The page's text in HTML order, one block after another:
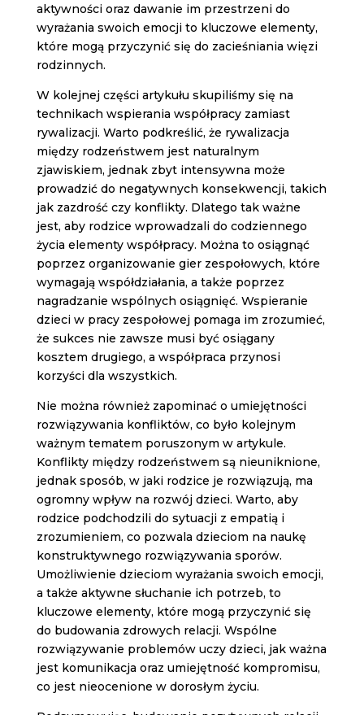
aktywności oraz dawanie im przestrzeni do
wyrażania swoich emocji to kluczowe elementy,
które mogą przyczynić się do zacieśniania więzi
rodzinnych.
W kolejnej części artykułu skupiliśmy się na
technikach wspierania współpracy zamiast
rywalizacji. Warto podkreślić, że rywalizacja
między rodzeństwem jest naturalnym
zjawiskiem, jednak zbyt intensywna może
prowadzić do negatywnych konsekwencji, takich
jak zazdrość czy konflikty. Dlatego tak ważne
jest, aby rodzice wprowadzali do codziennego
życia elementy współpracy. Można to osiągnąć
poprzez organizowanie gier zespołowych, które
wymagają współdziałania, a także poprzez
nagradzanie wspólnych osiągnięć. Wspieranie
dzieci w pracy zespołowej pomaga im zrozumieć,
że sukces nie zawsze musi być osiągany
kosztem drugiego, a współpraca przynosi
korzyści dla wszystkich.
Nie można również zapominać o umiejętności
rozwiązywania konfliktów, co było kolejnym
ważnym tematem poruszonym w artykule.
Konflikty między rodzeństwem są nieuniknione,
jednak sposób, w jaki rodzice je rozwiązują, ma
ogromny wpływ na rozwój dzieci. Warto, aby
rodzice podchodzili do sytuacji z empatią i
zrozumieniem, co pozwala dzieciom na naukę
konstruktywnego rozwiązywania sporów.
Umożliwienie dzieciom wyrażania swoich emocji,
a także aktywne słuchanie ich potrzeb, to
kluczowe elementy, które mogą przyczynić się
do budowania zdrowych relacji. Wspólne
rozwiązywanie problemów uczy dzieci, jak ważna
jest komunikacja oraz umiejętność kompromisu,
co jest nieocenione w dorosłym życiu.